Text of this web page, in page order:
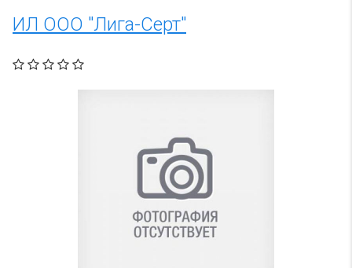
ИЛ ООО "Лига-Серт"